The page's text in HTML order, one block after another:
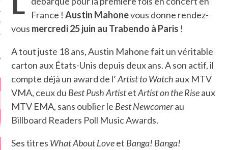
France !Austin Mahonevous donne rendez-
vous mercredi 25 juin au Trabendo à Paris !
A tout juste 18 ans, Austin Mahone fait un véritable
carton aux États-Unis depuis deux ans. A son actif, il
compte déjà un award de l’Artist to Watch aux MTV
VMA, ceux du Best Push ArtistetArtist on the Riseaux
MTV EMA, sans oublier le Best Newcomerau
Billboard Readers Poll Music Awards.
Ses titres What About Loveet Banga! Banga!